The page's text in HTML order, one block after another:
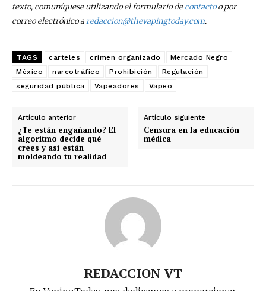
No te pierdas de las
recibe todas las noticias del vapeo y la
reducción de daños en tu correo
receive all the news of vaping and
tobacco harm reduction in your email.
texto, comuníquese utilizando el formulario decontactoo por
correo electrónico aredaccion@thevapingtoday.com.
TAGS carteles crimen organizado
Mercado Negro
México
narcotráfico Prohibición
Regulación
seguridad pública
Vapeadores Vapeo
Artículo anterior
¿Te están engañando? El
algoritmo decide qué
crees y así están
moldeando tu realidad
Artículo siguiente
Censura en la educación
médica
REDACCION VT